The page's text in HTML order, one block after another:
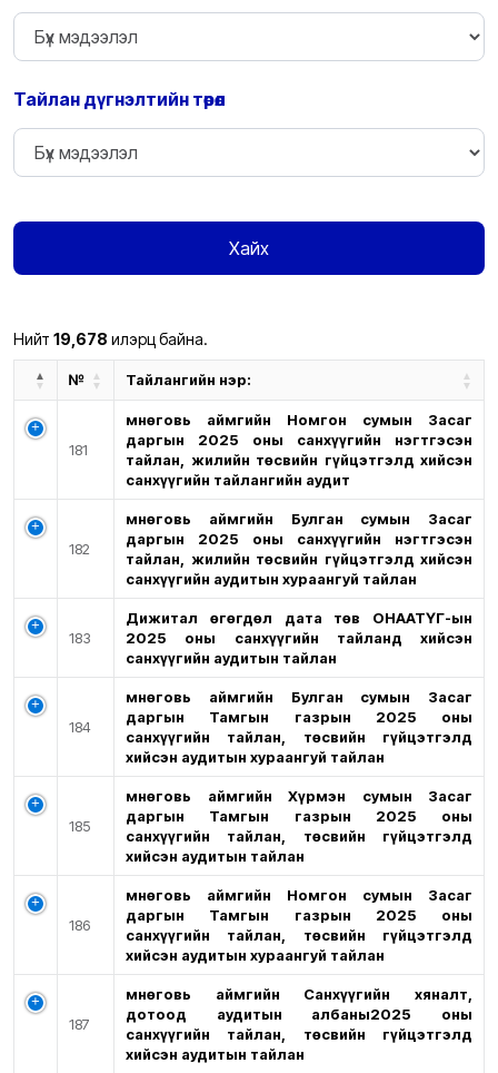
Тайлан дүгнэлтийн төрөл
Хайх
Нийт 19,678 илэрц байна.
№ Тайлангийн нэр:
181
Өмнөговь аймгийн Номгон сумын Засаг
даргын 2025 оны санхүүгийн нэгтгэсэн
тайлан, жилийн төсвийн гүйцэтгэлд хийсэн
санхүүгийн тайлангийн аудит
182
Өмнөговь аймгийн Булган сумын Засаг
даргын 2025 оны санхүүгийн нэгтгэсэн
тайлан, жилийн төсвийн гүйцэтгэлд хийсэн
санхүүгийн аудитын хураангуй тайлан
183
Дижитал өгөгдөл дата төв ОНӨААТҮГ-ын
2025 оны санхүүгийн тайланд хийсэн
санхүүгийн аудитын тайлан
184
Өмнөговь аймгийн Булган сумын Засаг
даргын Тамгын газрын 2025 оны
санхүүгийн тайлан, төсвийн гүйцэтгэлд
хийсэн аудитын хураангуй тайлан
185
Өмнөговь аймгийн Хүрмэн сумын Засаг
даргын Тамгын газрын 2025 оны
санхүүгийн тайлан, төсвийн гүйцэтгэлд
хийсэн аудитын тайлан
186
Өмнөговь аймгийн Номгон сумын Засаг
даргын Тамгын газрын 2025 оны
санхүүгийн тайлан, төсвийн гүйцэтгэлд
хийсэн аудитын хураангуй тайлан
187
Өмнөговь аймгийн Санхүүгийн хяналт,
дотоод аудитын албаны2025 оны
санхүүгийн тайлан, төсвийн гүйцэтгэлд
хийсэн аудитын тайлан